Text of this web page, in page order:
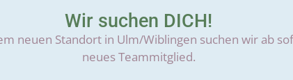
Speicherdauer genannt wurde, verbleiben Ihre
geltend machen oder eine Einwilligung zur
Wir suchen DICH!
neuen Standort in Ulm/Wiblingen suchen wir ab
neues Teammitglied.